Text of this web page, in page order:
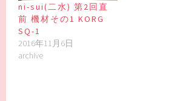
ni-sui(二水) 第2回直
前 機材その1 KORG
SQ-1
2016年11月6日
archive